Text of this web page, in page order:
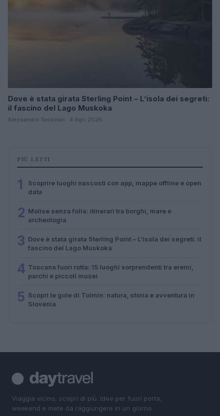
Dove è stata girata Sterling Point – L’isola dei segreti:
il fascino del Lago Muskoka
Alessandro Tassinari · 4 Ago 2026
PIÙ LETTI
1
Scoprire luoghi nascosti con app, mappe offline e open
data
2 Molise senza folla: itinerari tra borghi, mare e
archeologia
3 Dove è stata girata Sterling Point – L’isola dei segreti: il
fascino del Lago Muskoka
4 Toscana fuori rotta: 15 luoghi sorprendenti tra eremi,
parchi e piccoli musei
5 Scopri le gole di Tolmin: natura, storia e avventura in
Slovenia
Viaggia vicino, scopri di più. Idee per fuori porta,
weekend e mete da raggiungere in un giorno.